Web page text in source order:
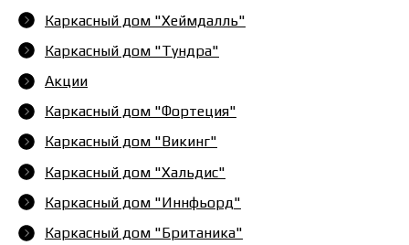
Каркасный дом "Хеймдалль"
Каркасный дом "Тундра"
Акции
Каркасный дом "Фортеция"
Каркасный дом "Викинг"
Каркасный дом "Хальдис"
Каркасный дом "Иннфьорд"
Каркасный дом "Британика"